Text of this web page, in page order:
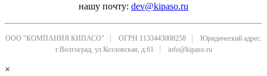
нашу почту: dev@kipaso.ru
ООО "КОМПАНИЯ КИПАСО" ОГРН 1133443008258
Юридический адрес:
г.Волгоград, ул.Козловская, д.61
info@kipaso.ru
×